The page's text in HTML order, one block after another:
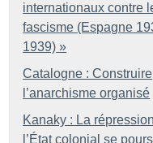
internationaux contre
fascisme (Espagne
1939) »
Catalogne : Construire
l’anarchisme organisé
Kanaky : La
l’État colonial se